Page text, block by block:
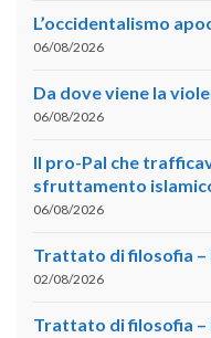
L’occidentalismo
06/08/2026
Da dove viene la
06/08/2026
Il pro-Pal che
sfruttamento
06/08/2026
Trattato di filosofia –
02/08/2026
Trattato di filosofia –